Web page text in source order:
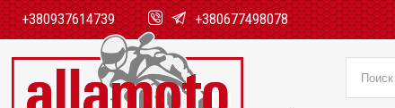
+380937614739 +380677498078